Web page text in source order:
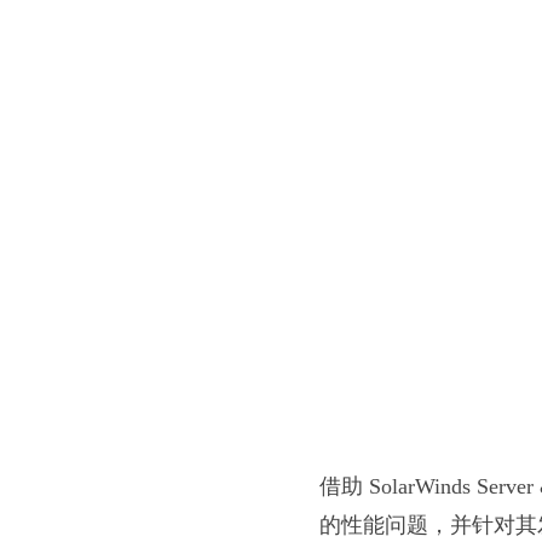
借助 SolarWinds
的性能问题，并针对